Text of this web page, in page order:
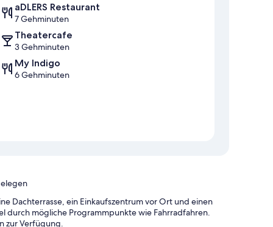
aDLERS Restaurant
7 Gehminuten
Theatercafe
3 Gehminuten
My Indigo
6 Gehminuten
Dachterrasse, ein Einkaufszentrum vor Ort und einen
durch mögliche Programmpunkte wie Fahrradfahren.
zur Verfügung.